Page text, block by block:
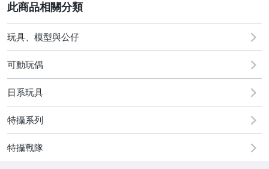
古董、藝術與礦石
偶像、球員卡與郵幣
[全店] 粉絲專享
玩具、模型與公仔
可動玩偶
日系玩具
特攝系列
特攝戰隊